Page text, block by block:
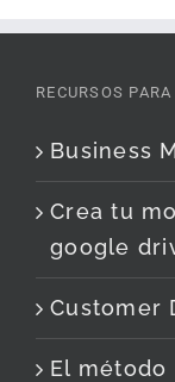
RECURSOS
Business
Crea tu
google
Customer
El método